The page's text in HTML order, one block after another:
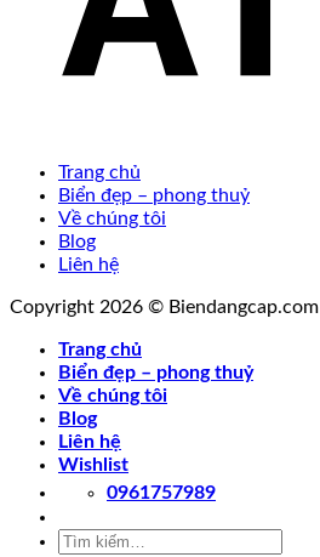
Trang chủ
Biển đẹp – phong thuỷ
Về chúng tôi
Blog
Liên hệ
Copyright 2026 © Biendangcap.com
Trang chủ
Biển đẹp – phong thuỷ
Về chúng tôi
Blog
Liên hệ
Wishlist
0961757989
Tìm